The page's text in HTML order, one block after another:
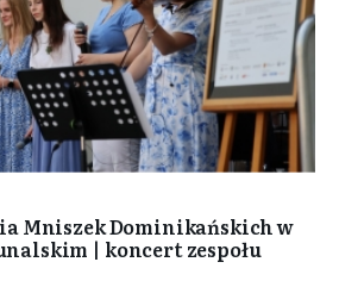
Mniszek Dominikańskich w
| koncert zespołu